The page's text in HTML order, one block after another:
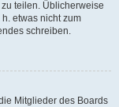
teilen. Üblicherweise
etwas nicht zum
schreiben.
Mitglieder des Boards